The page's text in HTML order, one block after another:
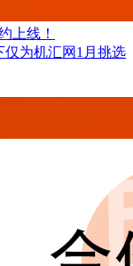
上线！
为机汇网1月挑选